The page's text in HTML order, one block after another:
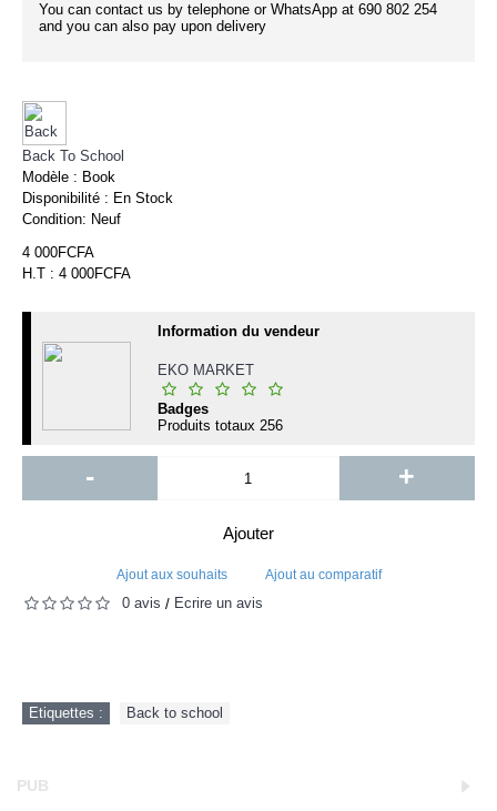
You can contact us by telephone or WhatsApp at 690 802 254
and you can also pay upon delivery
Back To School
Modèle : Book
Disponibilité : En Stock
Condition: Neuf
4 000FCFA
H.T : 4 000FCFA
Information du vendeur
EKO MARKET
Badges
Produits totaux 256
- +
Ajouter
Ajout aux souhaits Ajout au comparatif
0 avis / Écrire un avis
Etiquettes : Back to school
PUB